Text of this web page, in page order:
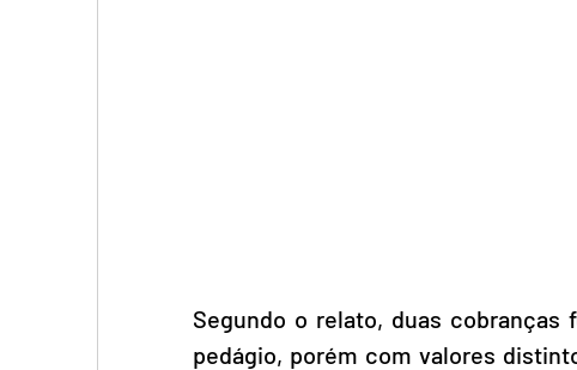
Segundo o relato, duas cobranças
pedágio, porém com valores